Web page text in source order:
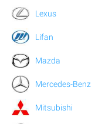
Lexus
Lifan
Mazda
Mercedes-Benz
Mitsubishi